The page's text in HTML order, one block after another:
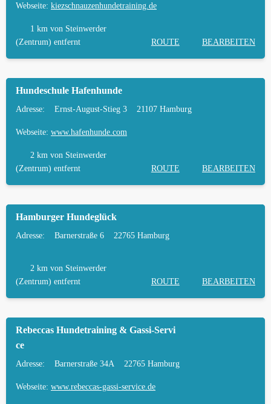
Webseite: kiezschnauzenhundetraining.de
1 km von Steinwerder
(Zentrum) entfernt
ROUTE BEARBEITEN
Hundeschule Hafenhunde
Adresse: Ernst-August-Stieg 3 21107 Hamburg
Webseite: www.hafenhunde.com
2 km von Steinwerder
(Zentrum) entfernt
ROUTE BEARBEITEN
Hamburger Hundeglück
Adresse: Barnerstraße 6 22765 Hamburg
2 km von Steinwerder
(Zentrum) entfernt
ROUTE BEARBEITEN
Rebeccas Hundetraining & Gassi-Servi
ce
Adresse: Barnerstraße 34A 22765 Hamburg
Webseite: www.rebeccas-gassi-service.de